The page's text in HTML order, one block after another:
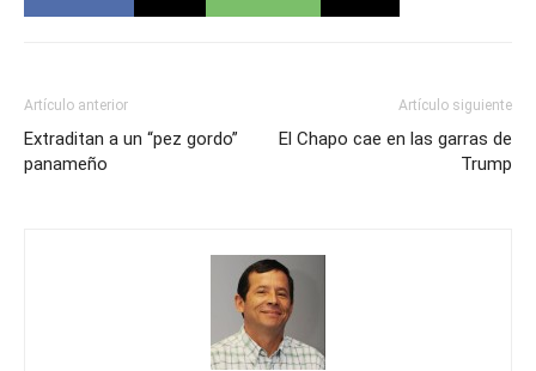
Artículo anterior
Extraditan a un “pez gordo”
panameño
Artículo siguiente
El Chapo cae en las garras de
Trump